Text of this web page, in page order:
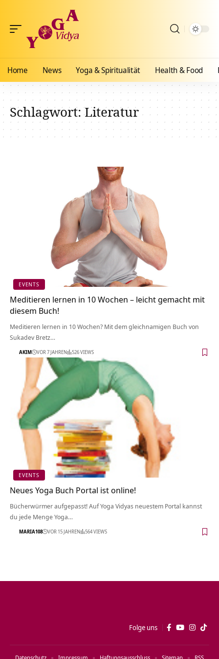
Home News Yoga & Spiritualität Health & Food
Schlagwort:Literatur
EVENTS
Meditieren lernen in 10 Wochen – leicht gemacht mit
diesem Buch!
Meditieren lernen in 10 Wochen? Mit dem gleichnamigen Buch von
Sukadev Bretz…
AKIM VOR 7 JAHREN 526 VIEWS
EVENTS
Neues Yoga Buch Portal ist online!
Bücherwürmer aufgepasst! Auf Yoga Vidyas neuestem Portal kannst
du jede Menge Yoga…
MARIA108 VOR 15 JAHREN 564 VIEWS
Folge uns